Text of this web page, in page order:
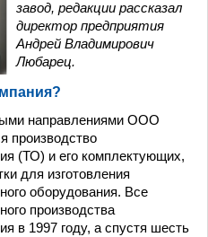
завод, редакции рассказал
директор предприятия
Андрей Владимирович
Любарец.
направлениями ООО
производство
(ТО) и его комплектующих,
для изготовления
оборудования. Все
производства
в 1997 году, а спустя шесть